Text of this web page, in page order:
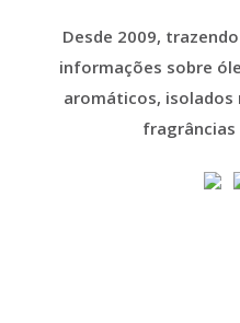
Desde 2009,
informações sobre
aromáticos,
fragrâncias